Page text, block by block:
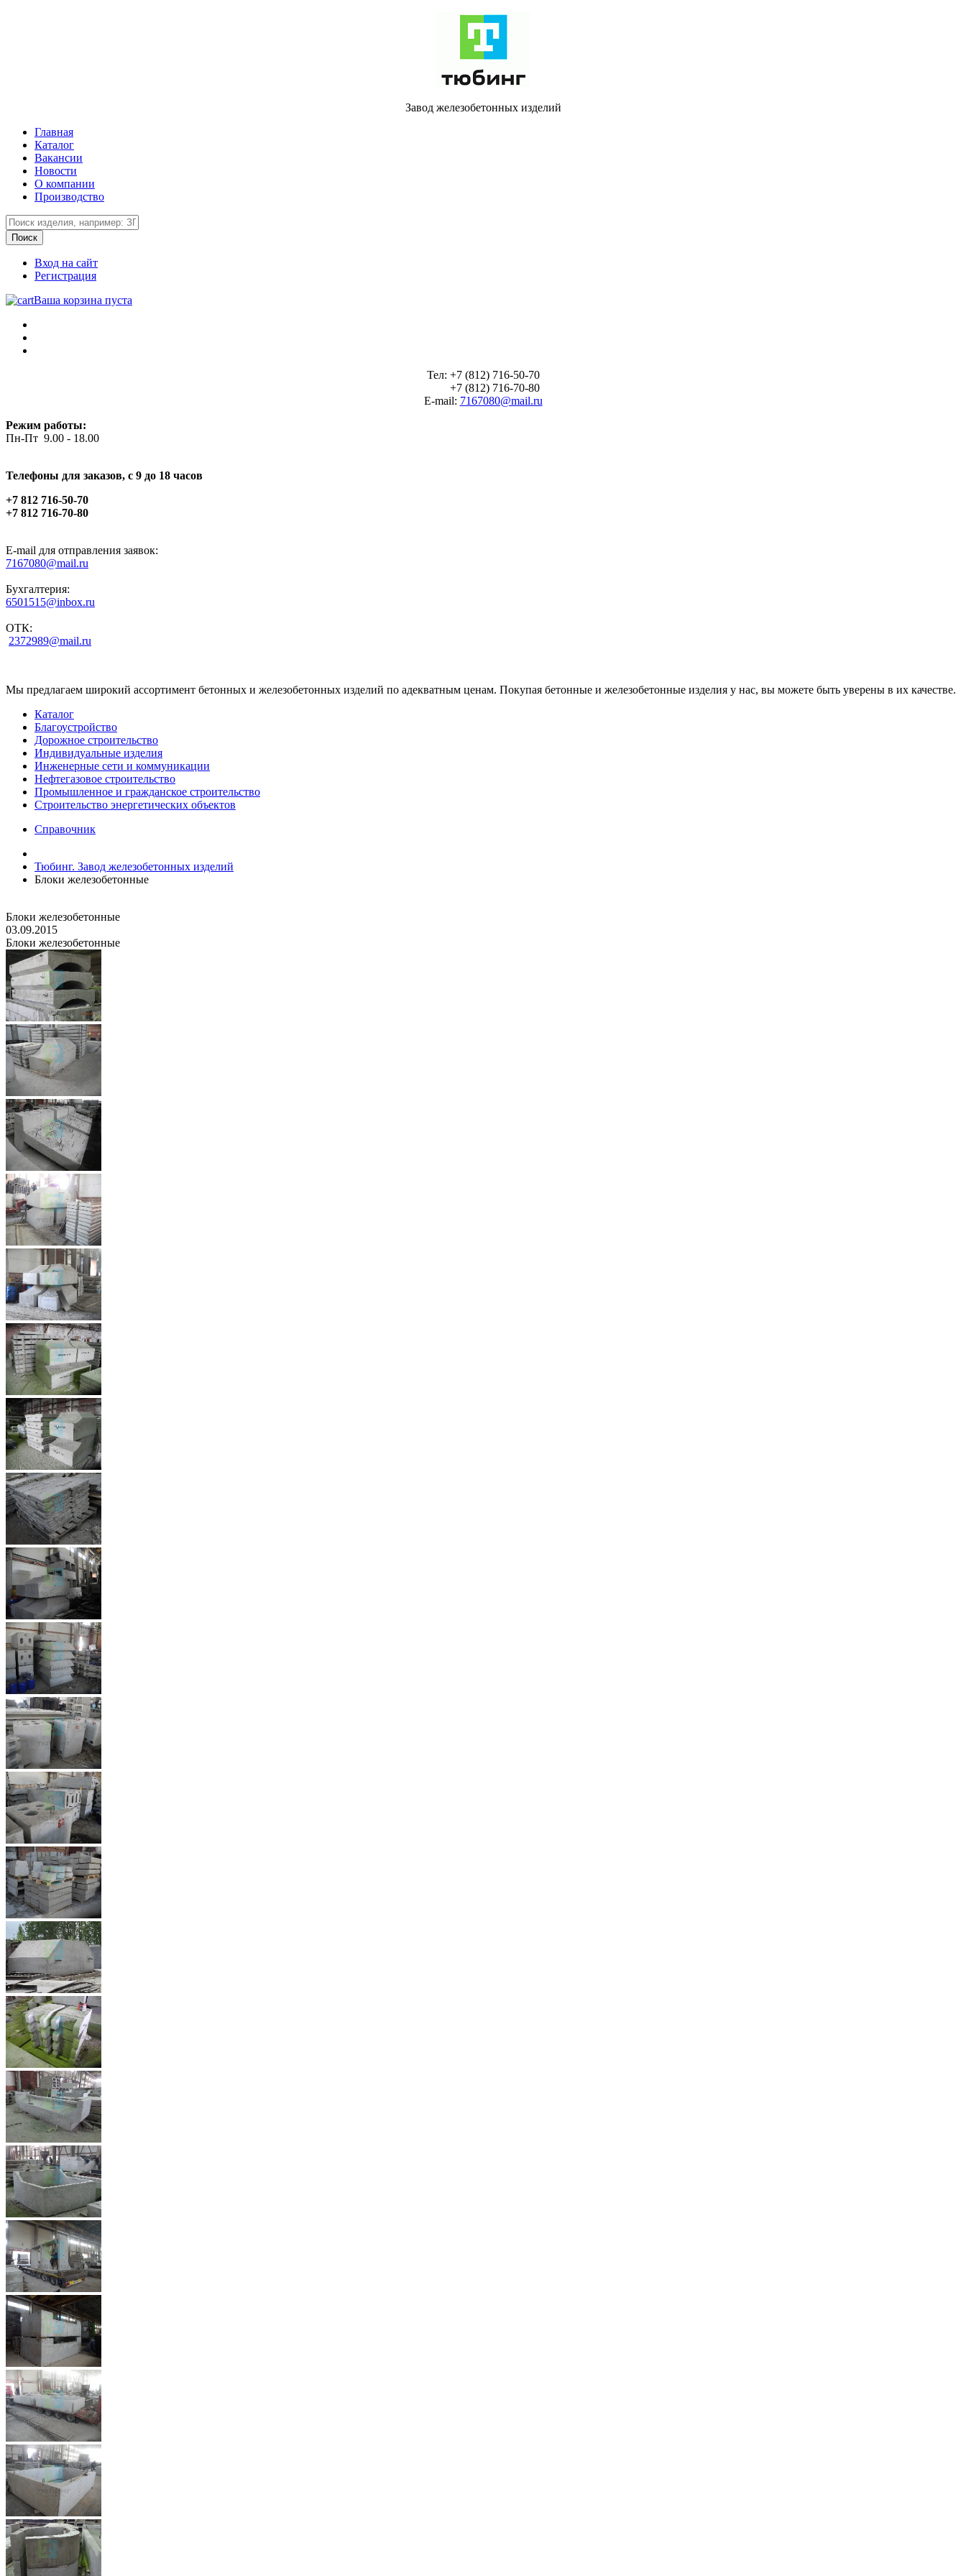
Завод железобетонных изделий
Главная
Каталог
Вакансии
Новости
О компании
Производство
Вход на сайт
Регистрация
Ваша корзина пуста
Тел: +7 (812) 716-50-70
+7 (812) 716-70-80
E-mail: 7167080@mail.ru
Режим работы:
Пн-Пт 9.00 - 18.00
Телефоны для заказов, c 9 до 18 часов
+7 812 716-50-70
+7 812 716-70-80
E-mail для отправления заявок:
7167080@mail.ru
Бухгалтерия:
6501515@inbox.ru
ОТК:
2372989@mail.ru
Мы предлагаем широкий ассортимент бетонных и железобетонных изделий по адекватным ценам. Покупая бетонные и железобетонные изделия у нас, вы можете быть уверены в их качестве.
Каталог
Благоустройство
Дорожное строительство
Индивидуальные изделия
Инженерные сети и коммуникации
Нефтегазовое строительство
Промышленное и гражданское строительство
Строительство энергетических объектов
Справочник
Тюбинг. Завод железобетонных изделий
Блоки железобетонные
Блоки железобетонные
03.09.2015
Блоки железобетонные